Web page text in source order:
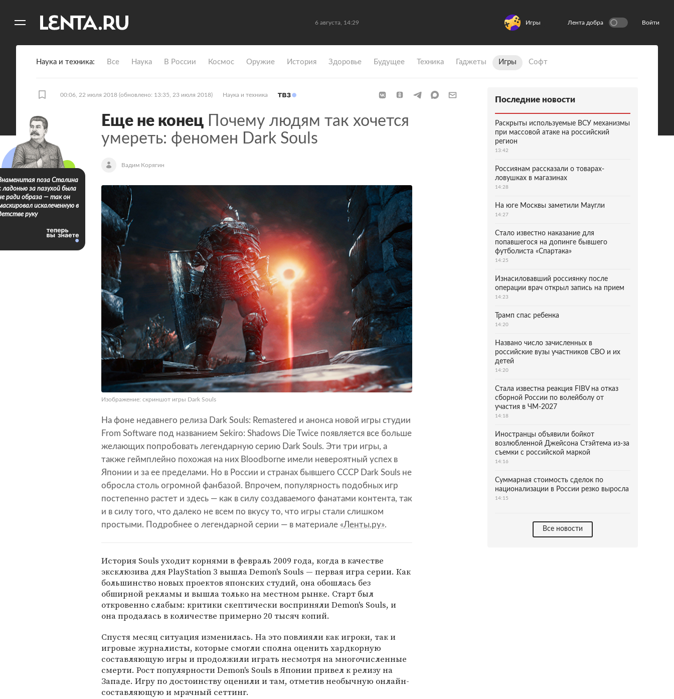
6 августа, 14:29 Игры Лента добра Войти
Наука и техника Все Наука В России Космос Оружие История Здоровье Будущее Техника Гаджеты Игры Софт
00:06, 22 июля 2018 (обновлено: 13:35, 23 июля 2018) Наука и техника
Еще не конец Почему людям так хочется
умереть: феномен Dark Souls
Вадим Корягин
Изображение: скриншот игры Dark Souls
На фоне недавнего релиза Dark Souls: Remastered и анонса новой игры студии
From Software под названием Sekiro: Shadows Die Twice появляется все больше
желающих попробовать легендарную серию Dark Souls. Эти три игры, а
также геймплейно похожая на них Bloodborne имели невероятный успех в
Японии и за ее пределами. Но в России и странах бывшего СССР Dark Souls не
обросла столь огромной фанбазой. Впрочем, популярность подобных игр
постепенно растет и здесь — как в силу создаваемого фанатами контента, так
и в силу того, что далеко не всем по вкусу то, что игры стали слишком
простыми. Подробнее о легендарной серии — в материале «Ленты.ру».
История Souls уходит корнями в февраль 2009 года, когда в качестве
эксклюзива для PlayStation 3 вышла Demon's Souls — первая игра серии. Как
большинство новых проектов японских студий, она обошлась без
обширной рекламы и вышла только на местном рынке. Старт был
откровенно слабым: критики скептически восприняли Demon's Souls, и
она продалась в количестве примерно 20 тысяч копий.
Спустя месяц ситуация изменилась. На это повлияли как игроки, так и
игровые журналисты, которые смогли сполна оценить хардкорную
составляющую игры и продолжили играть несмотря на многочисленные
смерти. Рост популярности Demon's Souls в Японии привел к релизу на
Западе. Игру по достоинству оценили и там, отметив необычную онлайн-
составляющую и мрачный сеттинг.
поза Сталина
ладонью за пазухой была
ради образа — так он
искалеченную в
руку
Последние новости
Раскрыты используемые ВСУ механизмы
при массовой атаке на российский
регион
13:42
Россиянам рассказали о товарах-
ловушках в магазинах
14:28
На юге Москвы заметили Маугли
14:27
Стало известно наказание для
попавшегося на допинге бывшего
футболиста «Спартака»
14:25
Изнасиловавший россиянку после
операции врач открыл запись на прием
14:23
Трамп спас ребенка
14:20
Названо число зачисленных в
российские вузы участников СВО и их
детей
14:20
Стала известна реакция FIBV на отказ
сборной России по волейболу от
участия в ЧМ-2027
14:18
Иностранцы объявили бойкот
возлюбленной Джейсона Стэйтема из-за
съемки с российской маркой
14:16
Суммарная стоимость сделок по
национализации в России резко выросла
14:15
Все новости